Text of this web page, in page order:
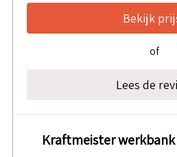
Bekijk
of
Lees de
Kraftmeister werkbank